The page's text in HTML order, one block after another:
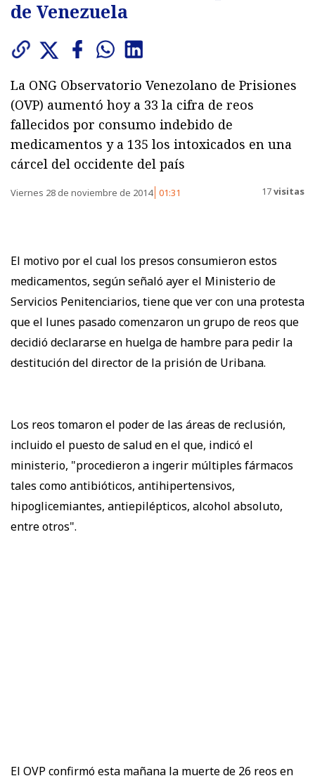
de Venezuela
La ONG Observatorio Venezolano de Prisiones
(OVP) aumentó hoy a 33 la cifra de reos
fallecidos por consumo indebido de
medicamentos y a 135 los intoxicados en una
cárcel del occidente del país
Viernes 28 de noviembre de 2014 01:31 17visitas
El motivo por el cual los presos consumieron estos
medicamentos, según señaló ayer el Ministerio de
Servicios Penitenciarios, tiene que ver con una protesta
que el lunes pasado comenzaron un grupo de reos que
decidió declararse en huelga de hambre para pedir la
destitución del director de la prisión de Uribana.
Los reos tomaron el poder de las áreas de reclusión,
incluido el puesto de salud en el que, indicó el
ministerio, "procedieron a ingerir múltiples fármacos
tales como antibióticos, antihipertensivos,
hipoglicemiantes, antiepilépticos, alcohol absoluto,
entre otros".
El OVP confirmó esta mañana la muerte de 26 reos en